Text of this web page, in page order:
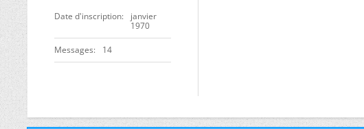
Date d'inscription
janvier
1970
Messages 14